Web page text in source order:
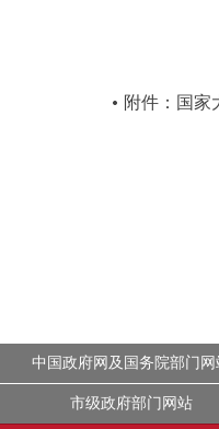
附件：国家
中国政府网及国务院部门网
市级政府部门网站